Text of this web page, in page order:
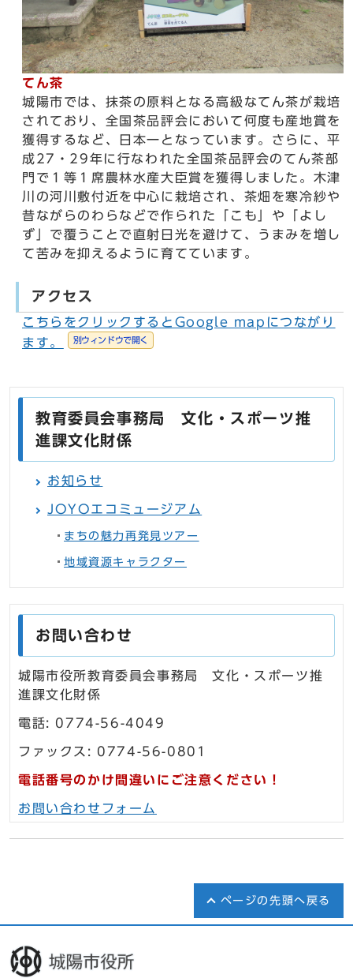
てん茶
城陽市では、抹茶の原料となる高級なてん茶が栽培
されており、全国茶品評会において何度も産地賞を
獲得するなど、日本一となっています。さらに、平
成27・29年に行なわれた全国茶品評会のてん茶部
門で１等１席農林水産大臣賞を獲得しました。木津
川の河川敷付近を中心に栽培され、茶畑を寒冷紗や
昔ながらのわらなどで作られた「こも」や「よし
ず」で覆うことで直射日光を避けて、うまみを増し
て苦みを抑えるように育てています。
アクセス
こちらをクリックするとGoogle mapにつながり
ます。
別ウィンドウで開く
教育委員会事務局 文化・スポーツ推
進課文化財係
お知らせ
JOYOエコミュージアム
まちの魅力再発見ツアー
地域資源キャラクター
お問い合わせ
城陽市役所教育委員会事務局 文化・スポーツ推
進課文化財係
電話: 0774-56-4049
ファックス: 0774-56-0801
電話番号のかけ間違いにご注意ください！
お問い合わせフォーム
ページの先頭へ戻る